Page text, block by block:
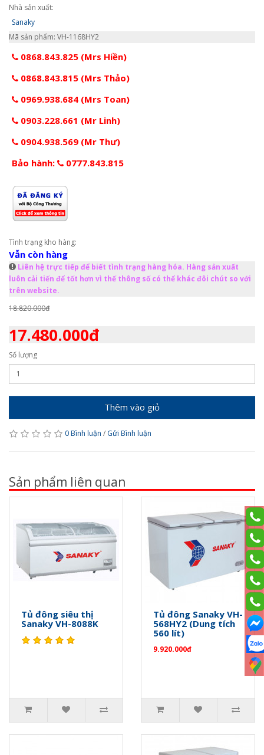
Nhà sản xuất:
Sanaky
Mã sản phẩm: VH-1168HY2
0868.843.825 (Mrs Hiền)
0868.843.815 (Mrs Thảo)
0969.938.684 (Mrs Toan)
0903.228.661 (Mr Linh)
0904.938.569 (Mr Thư)
Bảo hành:
0777.843.815
Tình trạng kho hàng:
Vẫn còn hàng
Liên hệ trực tiếp để biết tình trạng hàng hóa. Hàng sản xuất
luôn cải tiến để tốt hơn vì thế thông số có thể khác đôi chút so với
trên website.
18.820.000đ
17.480.000đ
Số lượng
Thêm vào giỏ
0 Bình luận / Gửi Bình luận
Sản phẩm liên quan
Tủ đông siêu thị
Sanaky VH-8088K
Tủ đông Sanaky VH-
568HY2 (Dung tích
560 lít)
9.920.000đ